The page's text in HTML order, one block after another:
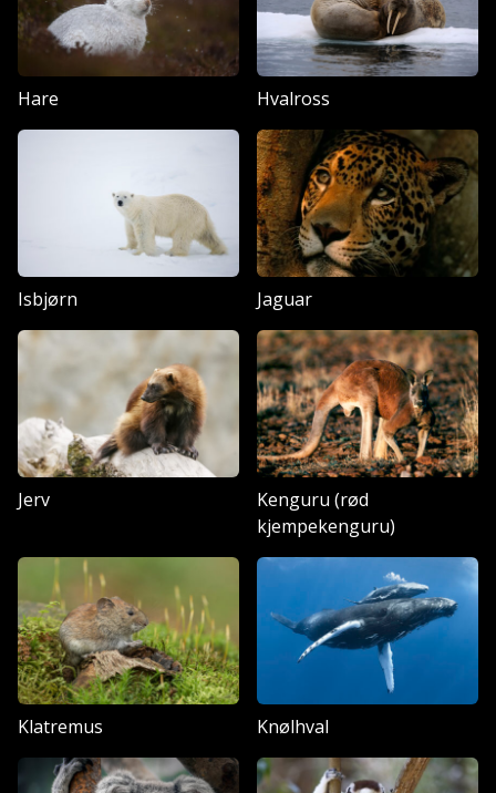
Hare Hvalross
Isbjørn Jaguar
Jerv
Kenguru (rød
kjempekenguru)
Klatremus Knølhval